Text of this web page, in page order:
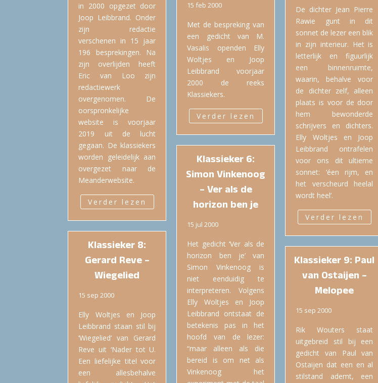
in 2000 opgezet door
Joop Leibbrand. Onder
zijn redactie
verschenen in 15 jaar
196 besprekingen. Na
zijn overlijden heeft
Eric van Loo zijn
redactiewerk
overgenomen. De
oorspronkelijke
website is voorjaar
2019 uit de lucht
gegaan. De klassiekers
worden geleidelijk aan
overgezet naar de
Meanderwebsite.
Verder lezen
15 feb 2000
Met de bespreking van
een gedicht van M.
Vasalis openden Elly
Woltjes en Joop
Leibbrand voorjaar
2000 de reeks
Klassiekers.
Verder lezen
De dichter Jean Pierre
Rawie gunt in dit
sonnet de lezer een blik
in zijn interieur. Het is
letterlijk en figuurlijk
een binnenruimte,
waarin, behalve voor
de dichter zelf, alleen
plaats is voor de door
hem bewonderde
schrijvers en dichters.
Elly Woltjes en Joop
Leibbrand ontrafelen
voor ons dit ultieme
sonnet: ‘éen rijm, en
het verscheurd heelal
wordt heel’.
Verder lezen
Klassieker 6:
Simon Vinkenoog
– Ver als de
horizon ben je
15 jul 2000
Het gedicht ‘Ver als de
horizon ben je’ van
Simon Vinkenoog is
niet eenduidig te
interpreteren. Volgens
Elly Woltjes en Joop
Leibbrand ontstaat de
betekenis pas in het
hoofd van de lezer:
“maar alleen als die
bereid is om net als
Vinkenoog het
Klassieker 8:
Gerard Reve –
Wiegelied
15 sep 2000
Elly Woltjes en Joop
Leibbrand staan stil bij
‘Wiegelied’ van Gerard
Reve uit ‘Nader tot U.
Een liefelijke titel voor
een allesbehalve
Klassieker 9: Paul
van Ostaijen –
Melopee
15 sep 2000
Rik Wouters staat
uitgebreid stil bij een
gedicht van Paul van
Ostaijen dat een en al
stilstand ademt, een